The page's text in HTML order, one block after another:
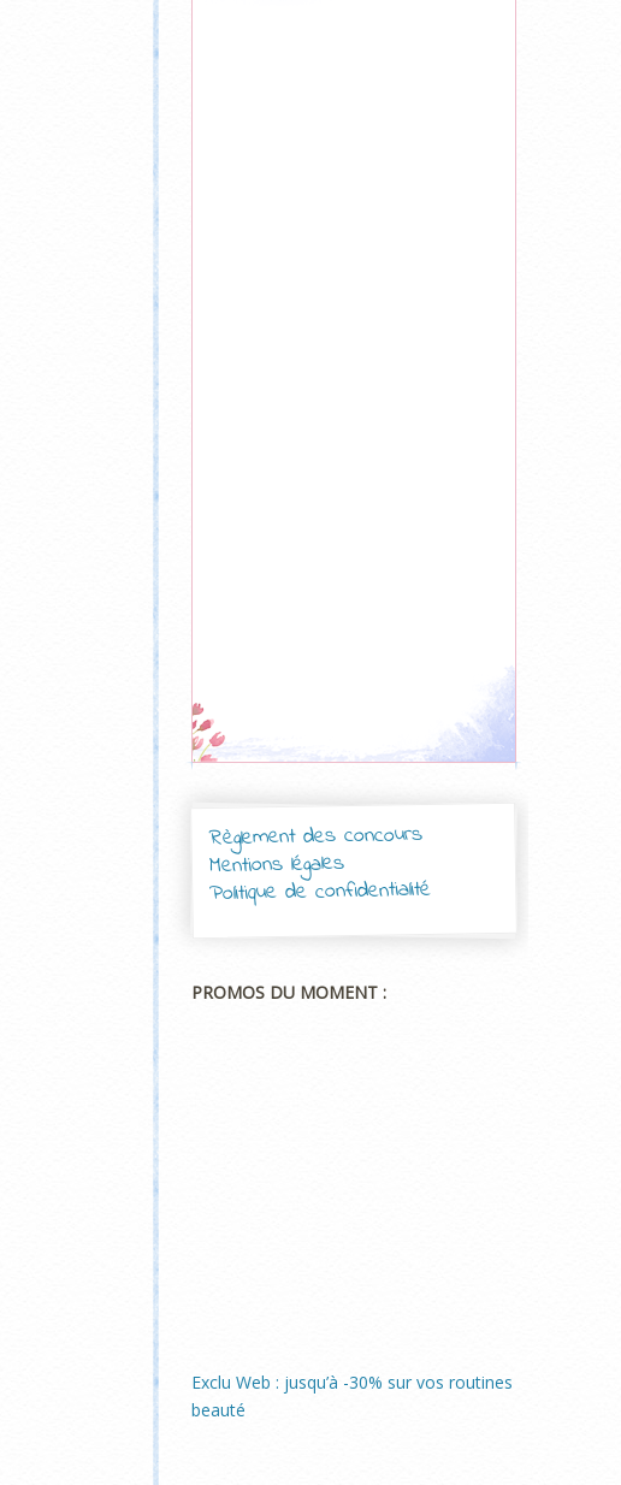
Règlement des concours
Mentions légales
Politique de confidentialité
PROMOS DU MOMENT :
Exclu Web : jusqu’à -30% sur vos routines
beauté